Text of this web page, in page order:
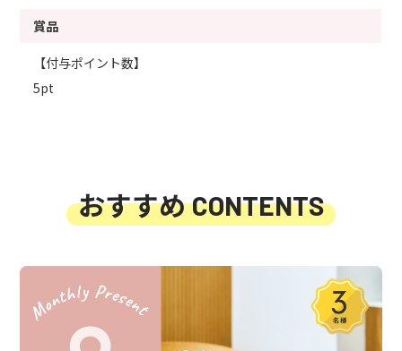
賞品
【付与ポイント数】
5pt
おすすめCONTENTS